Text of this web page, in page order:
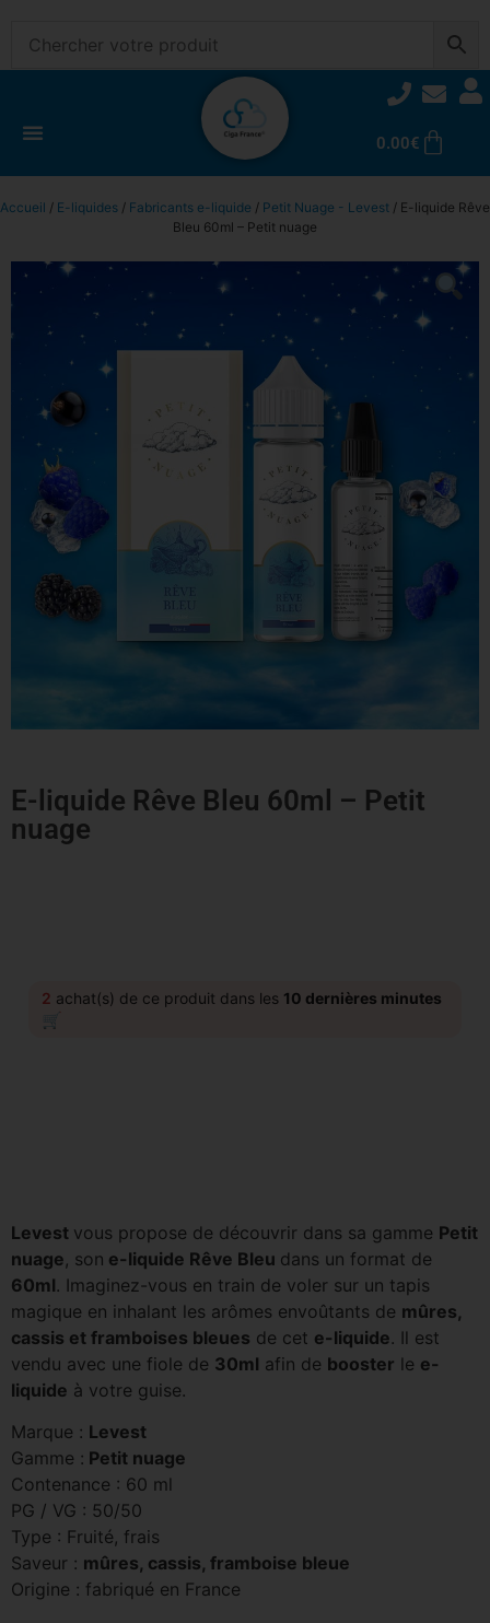
0.00€
Accueil / E-liquides / Fabricants e-liquide / Petit Nuage - Levest / E-liquide Rêve
Bleu 60ml – Petit nuage
E-liquide Rêve Bleu 60ml – Petit
nuage
2 achat(s) de ce produit dans les 10 dernières minutes
🛒
Levest vous propose de découvrir dans sa gamme Petit
nuage, son e-liquide Rêve Bleu dans un format de
60ml. Imaginez-vous en train de voler sur un tapis
magique en inhalant les arômes envoûtants de mûres,
cassis et framboises bleues de cet e-liquide. Il est
vendu avec une fiole de 30ml afin de booster le e-
liquide à votre guise.
Marque : Levest
Gamme : Petit nuage
Contenance : 60 ml
PG / VG : 50/50
Type : Fruité, frais
Saveur : mûres, cassis, framboise bleue
Origine : fabriqué en France